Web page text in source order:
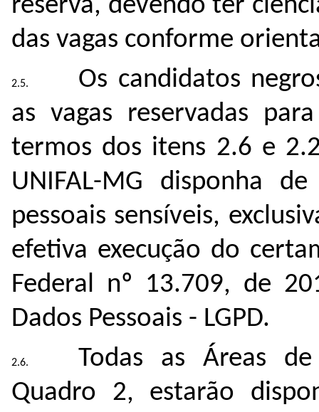
reserva, devendo ter
das vagas conforme
Os candidatos
as vagas reservadas
termos dos itens 2.6 e
UNIFAL-MG disponha
pessoais sensíveis,
efetiva execução do
Federal nº 13.709, de
Dados Pessoais - LGPD.
Todas as Áreas
Quadro 2, estarão